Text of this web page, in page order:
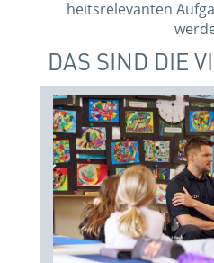
heitsrelevanten
DAS SIND DIE